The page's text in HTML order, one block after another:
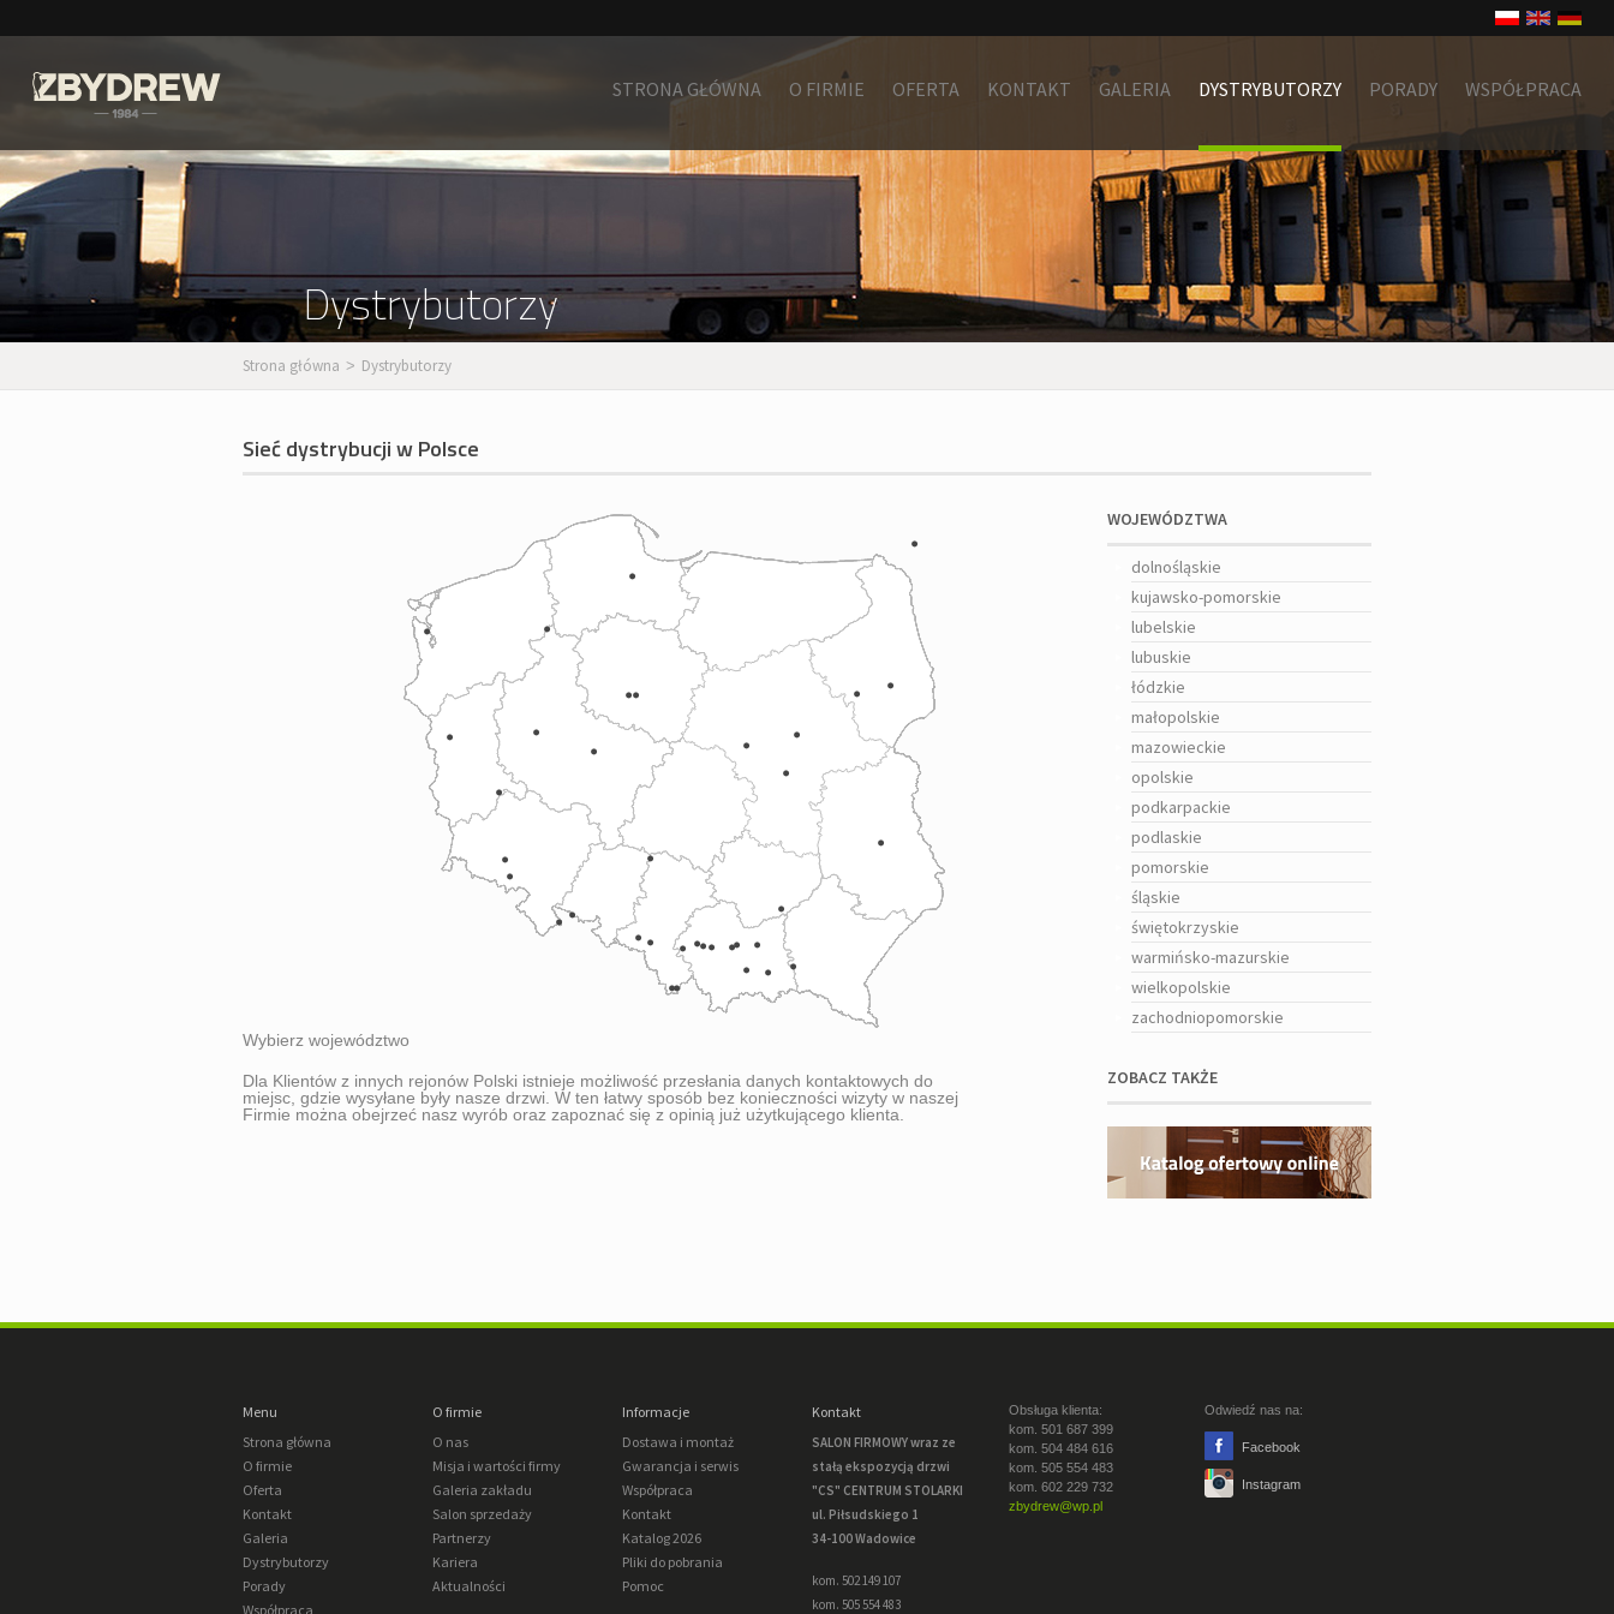
STRONA GŁÓWNA O FIRMIE OFERTA KONTAKT GALERIA DYSTRYBUTORZY PORADY WSPÓŁPRACA
Dystrybutorzy
Strona główna > Dystrybutorzy
Sieć dystrybucji w Polsce
Wybierz województwo
Dla Klientów z innych rejonów Polski istnieje możliwość przesłania danych kontaktowych do
miejsc, gdzie wysyłane były nasze drzwi. W ten łatwy sposób bez konieczności wizyty w naszej
Firmie można obejrzeć nasz wyrób oraz zapoznać się z opinią już użytkującego klienta.
WOJEWÓDZTWA
dolnośląskie
kujawsko-pomorskie
lubelskie
lubuskie
łódzkie
małopolskie
mazowieckie
opolskie
podkarpackie
podlaskie
pomorskie
śląskie
świętokrzyskie
warmińsko-mazurskie
wielkopolskie
zachodniopomorskie
ZOBACZ TAKŻE
Menu
Strona główna
O firmie
Oferta
Kontakt
Galeria
Dystrybutorzy
Porady
Współpraca
O firmie
O nas
Misja i wartości firmy
Galeria zakładu
Salon sprzedaży
Partnerzy
Kariera
Aktualności
Informacje
Dostawa i montaż
Gwarancja i serwis
Współpraca
Kontakt
Katalog 2026
Pliki do pobrania
Pomoc
Kontakt
SALON FIRMOWY wraz ze
stałą ekspozycją drzwi
"CS" CENTRUM STOLARKI
ul. Piłsudskiego 1
34-100 Wadowice
kom. 502 149 107
kom. 505 554 483
Obsługa klienta:
kom. 501 687 399
kom. 504 484 616
kom. 505 554 483
kom. 602 229 732
zbydrew@wp.pl
Odwiedź nas na:
Facebook
Instagram